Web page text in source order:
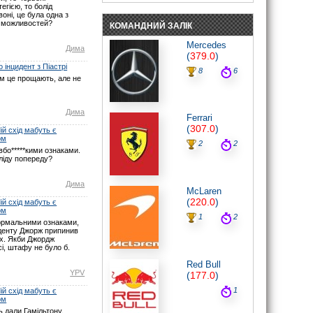
то болід
це була одна з
Дима
з Піастрі
це прощають, але не
Дима
схід мабуть є
ознаками.
попереду?
Дима
схід мабуть є
ознаками,
Джорж припинив
Якби Джордж
штафу не було б.
YPV
схід мабуть є
Гамільтону,
07.06.26 19:30
noteyu: Мабуть Ви не туди глянули? У
Монако початок о 16:00 за Києвом.
Нічого не змінювалось.
07.06.26 17:21
maxizh: І знову у вас помилки з
часом початку гонки. По вашим
помилкам люди пропускають гонку.
годину початку гонок. Другий рік
косячите. Не серйозно.
07.06.26 15:22
noteyu: Тут трансляцій немає.
Sweden1984: Вітаю шановні.
03.05.26 18:41
: Тепер головна інтрига:
залишиться Кімі лідером на старті чи,
візьме не Джордж, а Кімі.
29.03.26 15:37
noteyu: Перевантаження 50G відчув
Берман під час зіткнення з бар'єром,
повідомив Девід Крофт
КОМАНДНИЙ ЗАЛІК
Mercedes
(379.0)
8 6
Ferrari
(307.0)
2 2
McLaren
(220.0)
1 2
Red Bull
(177.0)
1